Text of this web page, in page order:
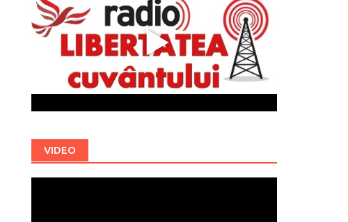
VIDEO